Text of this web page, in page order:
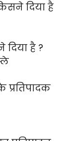
दिया है
दिया है ?
प्रतिपादक